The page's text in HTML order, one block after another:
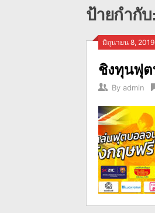
ป้ายกำกับ:
มิถุนายน 8, 2019
ชิงทุนฟุต
By admin